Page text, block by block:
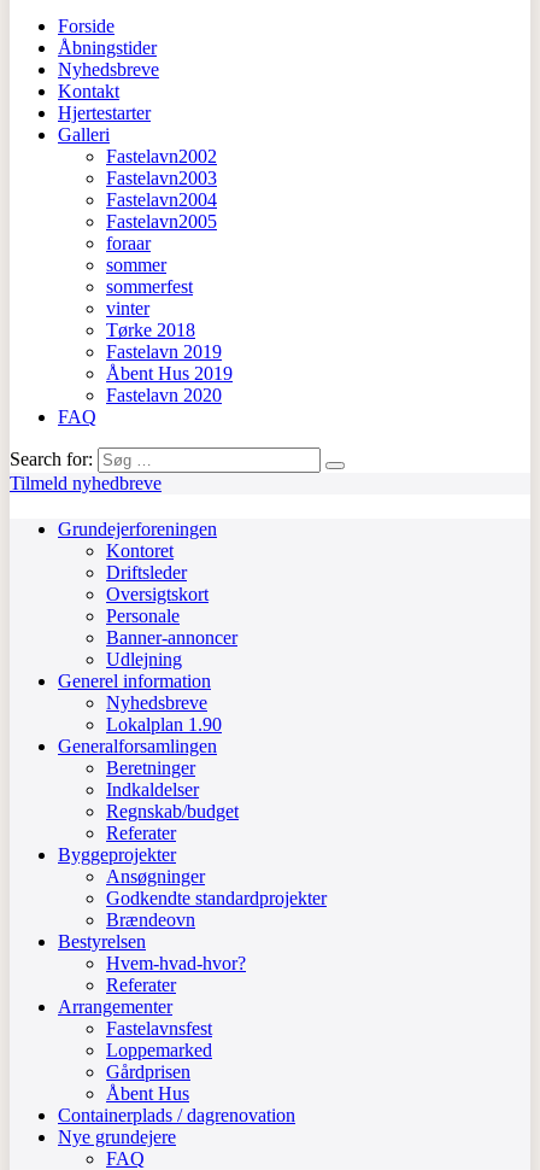
Forside
Åbningstider
Nyhedsbreve
Kontakt
Hjertestarter
Galleri
Fastelavn2002
Fastelavn2003
Fastelavn2004
Fastelavn2005
foraar
sommer
sommerfest
vinter
Tørke 2018
Fastelavn 2019
Åbent Hus 2019
Fastelavn 2020
FAQ
Search for:
Tilmeld nyhedbreve
Grundejerforeningen
Kontoret
Driftsleder
Oversigtskort
Personale
Banner-annoncer
Udlejning
Generel information
Nyhedsbreve
Lokalplan 1.90
Generalforsamlingen
Beretninger
Indkaldelser
Regnskab/budget
Referater
Byggeprojekter
Ansøgninger
Godkendte standardprojekter
Brændeovn
Bestyrelsen
Hvem-hvad-hvor?
Referater
Arrangementer
Fastelavnsfest
Loppemarked
Gårdprisen
Åbent Hus
Containerplads / dagrenovation
Nye grundejere
FAQ